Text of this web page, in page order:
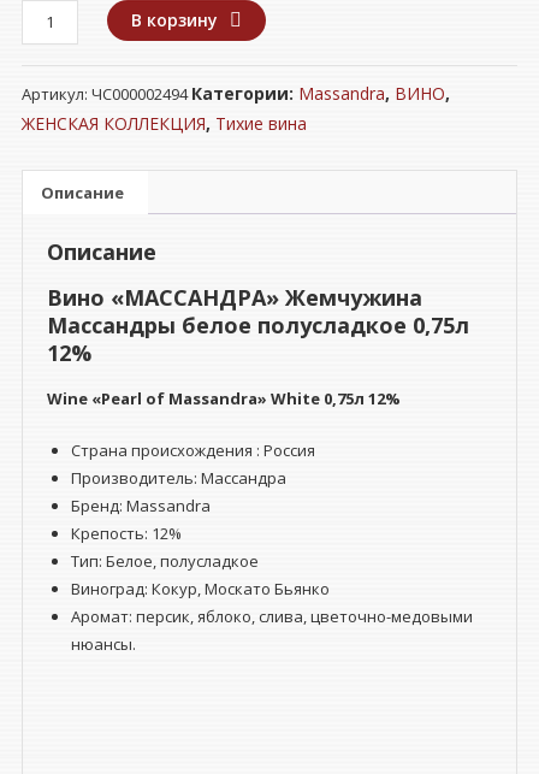
Количество
товара
Вино
"МАССАНДРА"
Жемчужина
белое
полусладкое
12%
В корзину
Артикул: ЧС000002494 Категории: Massandra, ВИНО,
ЖЕНСКАЯ КОЛЛЕКЦИЯ, Тихие вина
Описание
Описание
Вино «МАССАНДРА» Жемчужина
Массандры белое полусладкое 0,75л
12%
Wine «Pearl of Massandra» White 0,75л 12%
Страна происхождения : Россия
Производитель: Массандра
Бренд: Massandra
Крепость: 12%
Тип: Белое, полусладкое
Виноград: Кокур, Москато Бьянко
Аромат: персик, яблоко, слива, цветочно-медовыми
нюансы.